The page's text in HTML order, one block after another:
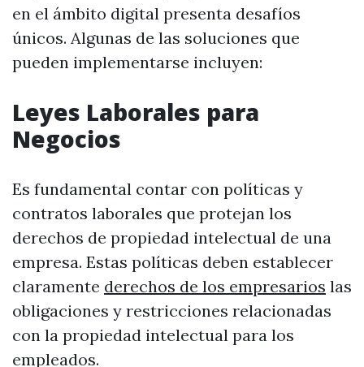
en el ámbito digital presenta desafíos
únicos. Algunas de las soluciones que
pueden implementarse incluyen:
Leyes Laborales para
Negocios
Es fundamental contar con políticas y
contratos laborales que protejan los
derechos de propiedad intelectual de una
empresa. Estas políticas deben establecer
claramente derechos de los empresarios las
obligaciones y restricciones relacionadas
con la propiedad intelectual para los
empleados.